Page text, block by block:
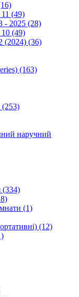
(49)
- 2025 (28)
10 (49)
(2024) (36)
(163)
наручний
(334)
(1)
(12)